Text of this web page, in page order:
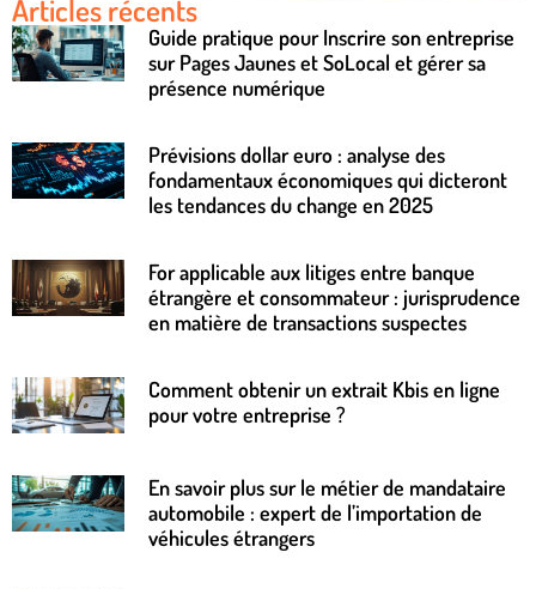
Articles récents
Guide pratique pour Inscrire son entreprise
sur Pages Jaunes et SoLocal et gérer sa
présence numérique
Prévisions dollar euro : analyse des
fondamentaux économiques qui dicteront
les tendances du change en 2025
For applicable aux litiges entre banque
étrangère et consommateur : jurisprudence
en matière de transactions suspectes
Comment obtenir un extrait Kbis en ligne
pour votre entreprise ?
En savoir plus sur le métier de mandataire
automobile : expert de l’importation de
véhicules étrangers